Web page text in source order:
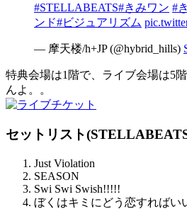
#STELLABEATS#きみワン #
ンド#ビジュアリズム
— 摩天楼/h+JP (@hybrid_hills)
特典会場は1階で、ライブ会場は5
んよ。。
セットリスト
Just Violation
SEASON
Swi Swi Swish!!!!!
ぼくはキミにどう恋すればい